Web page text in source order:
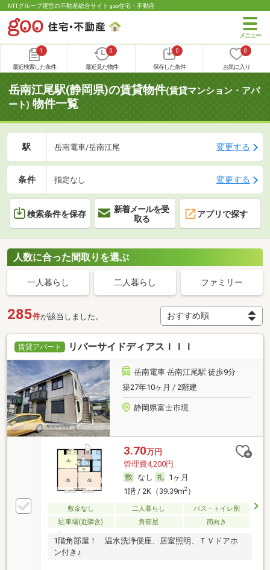
NTTグループ運営の不動産総合サイト goo住宅・不動産
1
最近検索した条件
0
最近見た物件
0
保存した条件
0
お気に入り
岳南江尾駅(静岡県)の賃貸物件(賃貸マンション・アパ
ート) 物件一覧
駅 岳南電車/岳南江尾 変更する
条件 指定なし 変更する
検索条件を保存
新着メールを受
取る
アプリで探す
人数に合った間取りを選ぶ
一人暮らし 二人暮らし ファミリー
285件が該当しました。
賃貸アパート リバーサイドディアスＩＩＩ
岳南電車 岳南江尾駅 徒歩9分
築27年10ヶ月 / 2階建
静岡県富士市境
3.70万円
管理費4,200円
なし
1ヶ月
1階 / 2K（39.39m2）
敷金なし 二人暮らし
バス・トイレ別
駐車場(近隣含)
角部屋 南向き
1階角部屋！ 温水洗浄便座、居室照明、ＴＶドアホ
ン付き♪